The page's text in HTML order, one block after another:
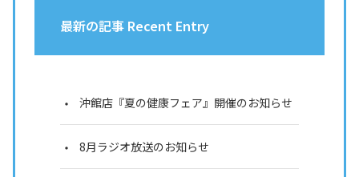
最新の記事 Recent Entry
沖館店『夏の健康フェア』開催のお知らせ
8月ラジオ放送のお知らせ